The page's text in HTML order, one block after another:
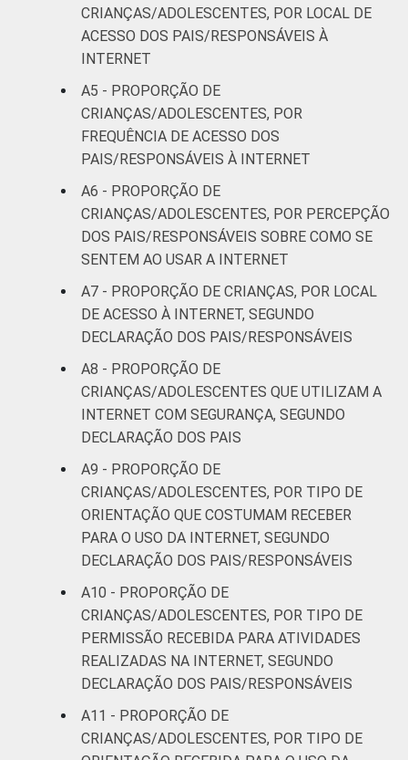
Mais de 3
CLASSE
SOCIAL
AB
C 15
DE 22
¹Base: 2 261 usuários de Internet de 9 a 17
coletados entre setembro de 2013 e janeiro
de 2014.
Fonte: NIC.br - set/2013 a jan/2014
CRIANÇAS/ADOLESCENTES, POR LOCAL DE
ACESSO DOS PAIS/RESPONSÁVEIS À
INTERNET
A5 - PROPORÇÃO DE
CRIANÇAS/ADOLESCENTES, POR
FREQUÊNCIA DE ACESSO DOS
PAIS/RESPONSÁVEIS À INTERNET
A6 - PROPORÇÃO DE
CRIANÇAS/ADOLESCENTES, POR PERCEPÇÃO
DOS PAIS/RESPONSÁVEIS SOBRE COMO SE
SENTEM AO USAR A INTERNET
A7 - PROPORÇÃO DE CRIANÇAS, POR LOCAL
DE ACESSO À INTERNET, SEGUNDO
DECLARAÇÃO DOS PAIS/RESPONSÁVEIS
A8 - PROPORÇÃO DE
CRIANÇAS/ADOLESCENTES QUE UTILIZAM A
INTERNET COM SEGURANÇA, SEGUNDO
DECLARAÇÃO DOS PAIS
A9 - PROPORÇÃO DE
CRIANÇAS/ADOLESCENTES, POR TIPO DE
ORIENTAÇÃO QUE COSTUMAM RECEBER
PARA O USO DA INTERNET, SEGUNDO
DECLARAÇÃO DOS PAIS/RESPONSÁVEIS
A10 - PROPORÇÃO DE
CRIANÇAS/ADOLESCENTES, POR TIPO DE
PERMISSÃO RECEBIDA PARA ATIVIDADES
REALIZADAS NA INTERNET, SEGUNDO
DECLARAÇÃO DOS PAIS/RESPONSÁVEIS
A11 - PROPORÇÃO DE
CRIANÇAS/ADOLESCENTES, POR TIPO DE